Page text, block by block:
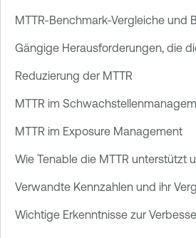
MTTR-Benchmark-Vergleiche und
Gängige Herausforderungen, die
Reduzierung der MTTR
MTTR im
MTTR im Exposure Management
Wie Tenable die MTTR unterstützt
Verwandte Kennzahlen und ihr
Wichtige Erkenntnisse zur